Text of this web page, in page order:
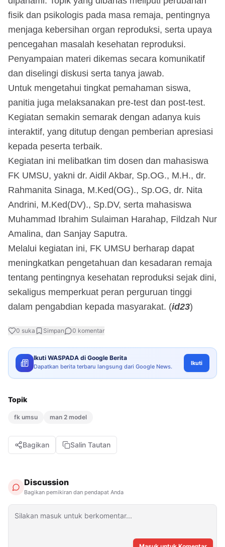
fisik dan psikologis pada masa remaja, pentingnya
menjaga kebersihan organ reproduksi, serta upaya
pencegahan masalah kesehatan reproduksi.
Penyampaian materi dikemas secara komunikatif
dan diselingi diskusi serta tanya jawab.
Untuk mengetahui tingkat pemahaman siswa,
panitia juga melaksanakan pre-test dan post-test.
Kegiatan semakin semarak dengan adanya kuis
interaktif, yang ditutup dengan pemberian apresiasi
kepada peserta terbaik.
Kegiatan ini melibatkan tim dosen dan mahasiswa
FK UMSU, yakni dr. Aidil Akbar, Sp.OG., M.H., dr.
Rahmanita Sinaga, M.Ked(OG)., Sp.OG, dr. Nita
Andrini, M.Ked(DV)., Sp.DV, serta mahasiswa
Muhammad Ibrahim Sulaiman Harahap, Fildzah Nur
Amalina, dan Sanjay Saputra.
Melalui kegiatan ini, FK UMSU berharap dapat
meningkatkan pengetahuan dan kesadaran remaja
tentang pentingnya kesehatan reproduksi sejak dini,
sekaligus memperkuat peran perguruan tinggi
dalam pengabdian kepada masyarakat. (id23)
0 suka Simpan 0 komentar
Ikuti WASPADA di Google Berita
Dapatkan berita terbaru langsung dari Google News. Ikuti
Topik
fk umsu man 2 model
Bagikan Salin Tautan
Discussion
Bagikan pemikiran dan pendapat Anda